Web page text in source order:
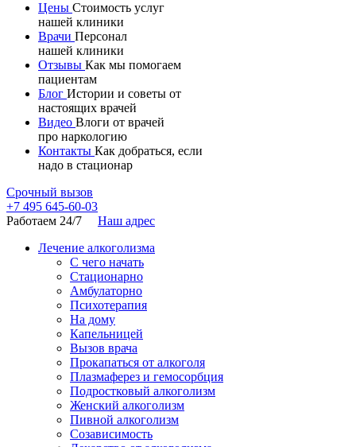
Меню
шапке
Цены Стоимость услуг
нашей клиники
Врачи Персонал
нашей клиники
Отзывы Как мы помогаем
пациентам
Блог Истории и советы от
настоящих врачей
Видео Влоги от врачей
про наркологию
Контакты Как добраться, если
надо в стационар
Срочный вызов
+7 495 645-60-03
Работаем 24/7
Наш адрес
Основные
услуги
Лечение алкоголизма
С чего начать
Cтационарно
Амбулаторно
Психотерапия
На дому
Капельницей
Вызов врача
Прокапаться от алкоголя
Плазмаферез и гемосорбция
Подростковый алкоголизм
Женский алкоголизм
Пивной алкоголизм
Созависимость